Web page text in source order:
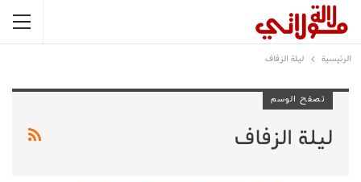
الرئيسية ليلة الزفاف
تصفح الوسم
ليلة الزفاف